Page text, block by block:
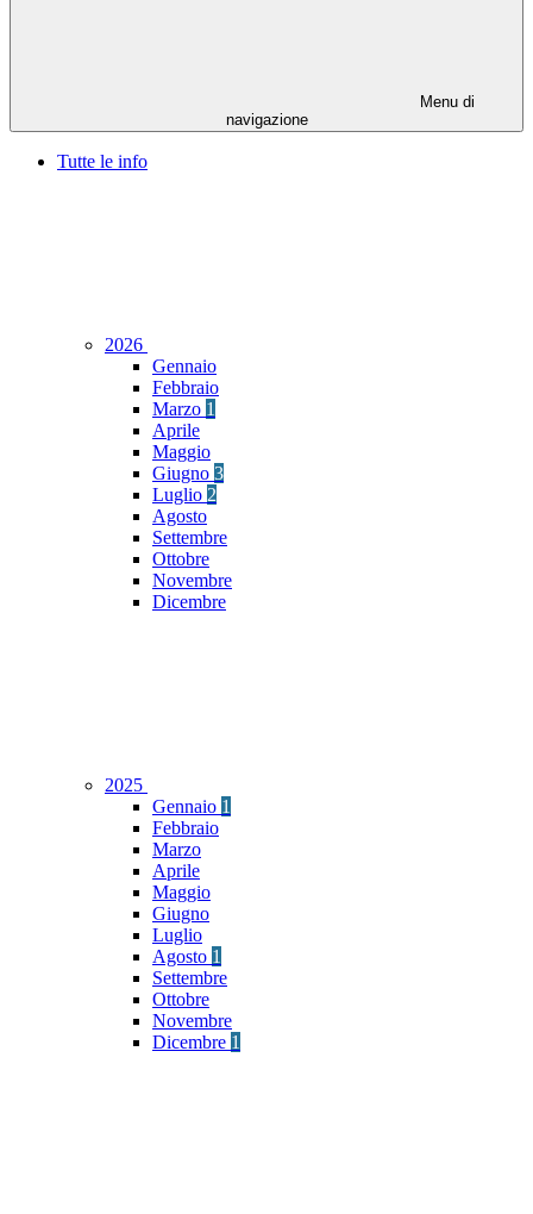
Menu di
navigazione
Tutte le info
2026
Gennaio
Febbraio
Marzo 1
Aprile
Maggio
Giugno 3
Luglio 2
Agosto
Settembre
Ottobre
Novembre
Dicembre
2025
Gennaio 1
Febbraio
Marzo
Aprile
Maggio
Giugno
Luglio
Agosto 1
Settembre
Ottobre
Novembre
Dicembre 1